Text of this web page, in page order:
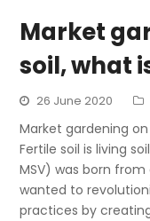
Market
soil, what
26 June 2020
Market gardening
Fertile soil is living
MSV) was born
wanted to
practices by